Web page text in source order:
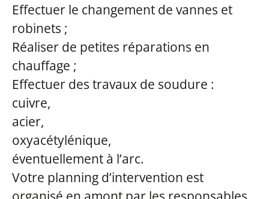
Effectuer le changement de vannes et
robinets ;
Réaliser de petites réparations en
chauffage ;
Effectuer des travaux de soudure :
cuivre,
acier,
oxyacétylénique,
éventuellement à l’arc.
Votre planning d’intervention est